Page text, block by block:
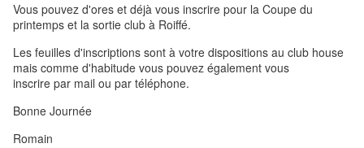
Vous pouvez d'ores et déjà vous inscrire pour la Coupe du
printemps et la sortie club à Roiffé.
Les feuilles d'inscriptions sont à votre dispositions au club house
mais comme d'habitude vous pouvez également vous
inscrire par mail ou par téléphone.
Bonne Journée
Romain